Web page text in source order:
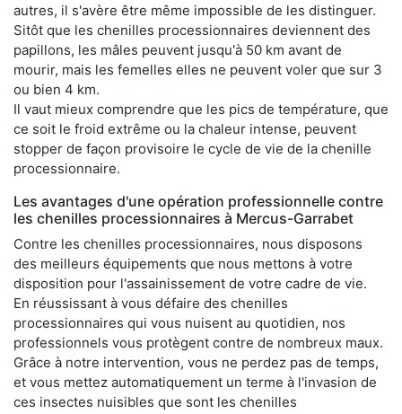
autres, il s'avère être même impossible de les distinguer.
Sitôt que les chenilles processionnaires deviennent des
papillons, les mâles peuvent jusqu'à 50 km avant de
mourir, mais les femelles elles ne peuvent voler que sur 3
ou bien 4 km.
Il vaut mieux comprendre que les pics de température, que
ce soit le froid extrême ou la chaleur intense, peuvent
stopper de façon provisoire le cycle de vie de la chenille
processionnaire.
Les avantages d'une opération professionnelle contre
les chenilles processionnaires à Mercus-Garrabet
Contre les chenilles processionnaires, nous disposons
des meilleurs équipements que nous mettons à votre
disposition pour l'assainissement de votre cadre de vie.
En réussissant à vous défaire des chenilles
processionnaires qui vous nuisent au quotidien, nos
professionnels vous protègent contre de nombreux maux.
Grâce à notre intervention, vous ne perdez pas de temps,
et vous mettez automatiquement un terme à l'invasion de
ces insectes nuisibles que sont les chenilles